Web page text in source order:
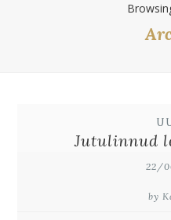
Jutulinnud
22/
by